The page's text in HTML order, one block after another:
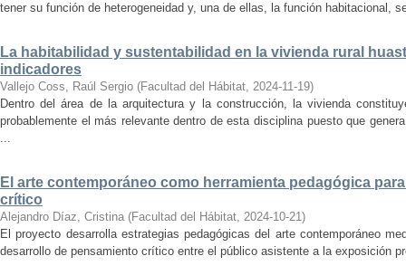
tener su función de heterogeneidad y, una de ellas, la función habitacional,
La habitabilidad y sustentabilidad en la vivienda rural
indicadores
Vallejo Coss, Raúl Sergio (Facultad del Hábitat, 2024-11-19)
Dentro del área de la arquitectura y la construcción, la vivienda
probablemente el más relevante dentro de esta disciplina puesto que
...
El arte contemporáneo como herramienta pedagógica
crítico
Alejandro Díaz, Cristina (Facultad del Hábitat, 2024-10-21)
El proyecto desarrolla estrategias pedagógicas del arte contemporáneo
desarrollo de pensamiento crítico entre el público asistente a la exposición